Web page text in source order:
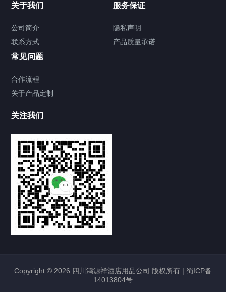
关于我们
公司简介
联系方式
服务保证
隐私声明
产品质量承诺
常见问题
合作流程
关于产品定制
关注我们
Copyright © 2026 四川鸿源祥酒店用品公司 版权所有 | 蜀ICP备
14013804号